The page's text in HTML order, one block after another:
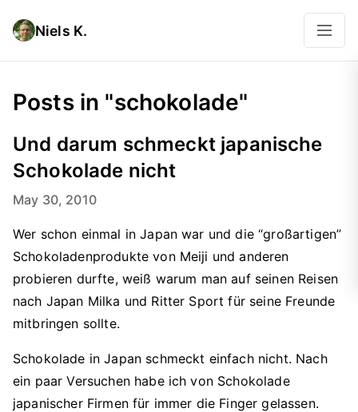
Niels K.
Posts in "schokolade"
Und darum schmeckt japanische
Schokolade nicht
May 30, 2010
Wer schon einmal in Japan war und die “großartigen”
Schokoladenprodukte von Meiji und anderen
probieren durfte, weiß warum man auf seinen Reisen
nach Japan Milka und Ritter Sport für seine Freunde
mitbringen sollte.
Schokolade in Japan schmeckt einfach nicht. Nach
ein paar Versuchen habe ich von Schokolade
japanischer Firmen für immer die Finger gelassen.